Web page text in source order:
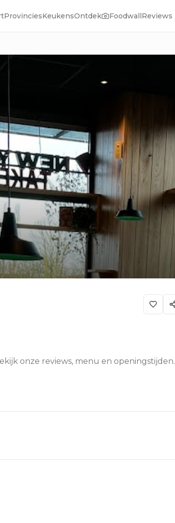
ProvinciesKeukensOntdek FoodwallReviews
onze reviews, menu en openingstijden.